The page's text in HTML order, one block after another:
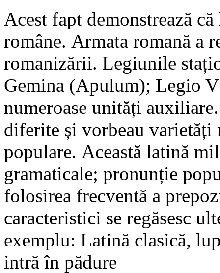
Acest fapt demonstrează
române. Armata romană a
romanizării. Legiunile
Gemina (Apulum); Legio
numeroase unități
diferite și vorbeau varietăți
populare. Această latină
gramaticale; pronunție
folosirea frecventă a
caracteristici se regăsesc
exemplu: Latină clasică,
intră în pădure